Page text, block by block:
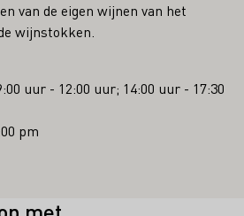
van de eigen wijnen van het
wijnstokken.
uur - 12:00 uur; 14:00 uur - 17:30
pm